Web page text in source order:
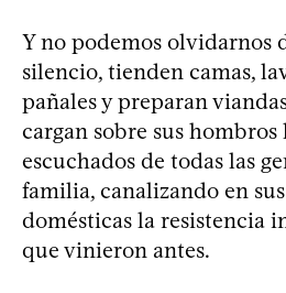
Y no podemos olvidarnos
silencio, tienden camas,
pañales y preparan
cargan sobre sus hombros
escuchados de todas las
familia, canalizando en
domésticas la resistencia
que vinieron antes.